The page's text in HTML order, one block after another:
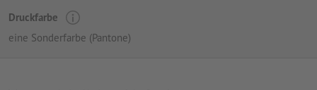
Druckfarbe
eine Sonderfarbe (Pantone)